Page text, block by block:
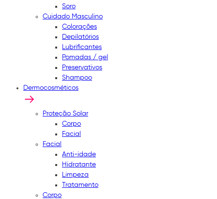
Soro
Cuidado Masculino
Colorações
Depilatórios
Lubrificantes
Pomadas / gel
Preservativos
Shampoo
Dermocosméticos
Proteção Solar
Corpo
Facial
Facial
Anti-idade
Hidratante
Limpeza
Tratamento
Corpo